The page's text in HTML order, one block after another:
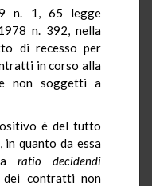
n. 1, 65 legge
n. 392, nella
di recesso per
in corso alla
non soggetti a
é del tutto
in quanto da essa
laratio decidendi
dei contratti non